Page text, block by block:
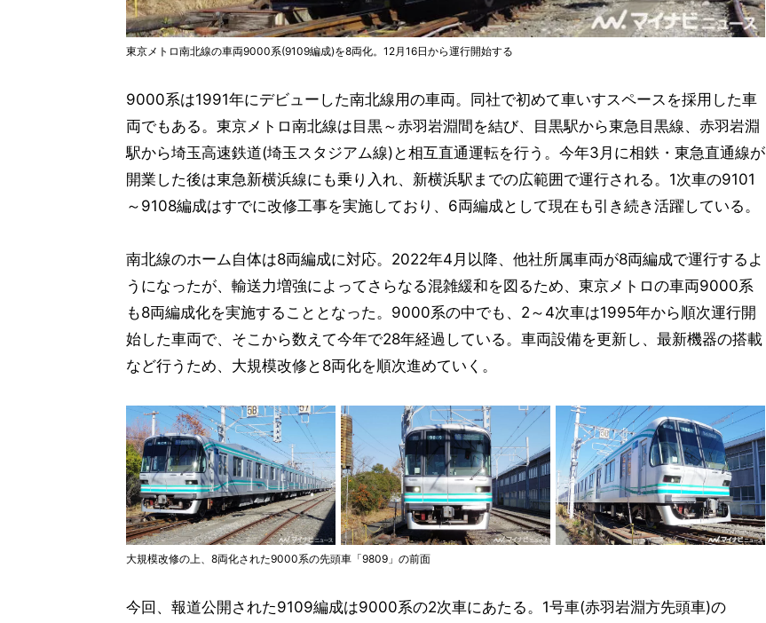
東京メトロ南北線の車両9000系(9109編成)を8両化。12月16日から運行開始する
9000系は1991年にデビューした南北線用の車両。同社で初めて車いすスペースを採用した車
両でもある。東京メトロ南北線は目黒～赤羽岩淵間を結び、目黒駅から東急目黒線、赤羽岩淵
駅から埼玉高速鉄道(埼玉スタジアム線)と相互直通運転を行う。今年3月に相鉄・東急直通線が
開業した後は東急新横浜線にも乗り入れ、新横浜駅までの広範囲で運行される。1次車の9101
～9108編成はすでに改修工事を実施しており、6両編成として現在も引き続き活躍している。
南北線のホーム自体は8両編成に対応。2022年4月以降、他社所属車両が8両編成で運行するよ
うになったが、輸送力増強によってさらなる混雑緩和を図るため、東京メトロの車両9000系
も8両編成化を実施することとなった。9000系の中でも、2～4次車は1995年から順次運行開
始した車両で、そこから数えて今年で28年経過している。車両設備を更新し、最新機器の搭載
など行うため、大規模改修と8両化を順次進めていく。
大規模改修の上、8両化された9000系の先頭車「9809」の前面
今回、報道公開された9109編成は9000系の2次車にあたる。1号車(赤羽岩淵方先頭車)の